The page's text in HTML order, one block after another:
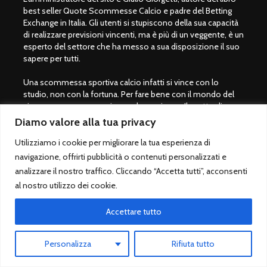
Diamo valore alla tua privacy
Utilizziamo i cookie per migliorare la tua esperienza di
navigazione, offrirti pubblicità o contenuti personalizzati e
analizzare il nostro traffico. Cliccando “Accetta tutti”, acconsenti
al nostro utilizzo dei cookie.
Personalizza Rifiuta tutto
Accettare tutto
best seller Quote Scommesse Calcio e padre del Betting
Exchange in Italia. Gli utenti si stupiscono della sua capacità
di realizzare previsioni vincenti, ma è più di un veggente, è un
esperto del settore che ha messo a sua disposizione il suo
sapere per tutti.
Una scommessa sportiva calcio infatti si vince con lo
studio, non con la fortuna. Per fare bene con il mondo del
gioco servono preparazione ed esperienza. Il motto di
Giulio Giorgetti è "Prima di scommettere, bisogna imparare a
" per questo motivo si consiglia per tutti coloro che
amano il mondo dei pronostici calcio di acquistare il libro
QSC.
Non utilizziamo social, siamo solo su questo sito. Buon
divertimento con QuoteScommesseCalcio.com.
Giocare con moderazione
Le scommesse sportive sono vietate ai minori di 18 anni.
Giocare solo su siti legali autorizzati dallo Stato italiano